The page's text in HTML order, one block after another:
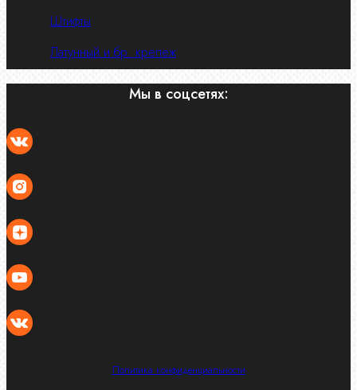
Штифты
Латунный и бр. крепеж
Мы в соцсетях:
Политика конфиденциальности